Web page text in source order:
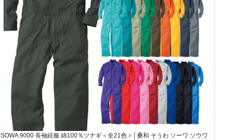
SOWA 9000 長袖続服 綿100％ツナギ＜全21色＞│桑和 そうわ ソーワ ソウワ